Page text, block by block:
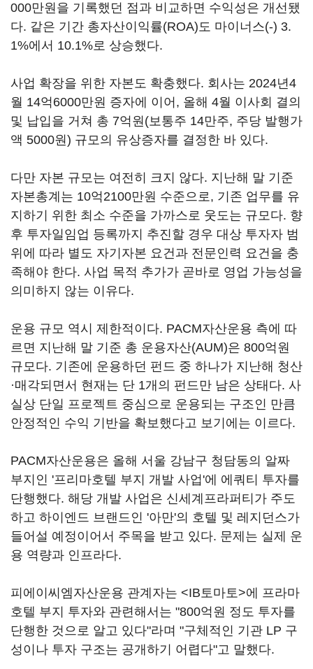
000만원을 기록했던 점과 비교하면 수익성은 개선됐
다. 같은 기간 총자산이익률(ROA)도 마이너스(-) 3.
1%에서 10.1%로 상승했다.
사업 확장을 위한 자본도 확충했다. 회사는 2024년4
월 14억6000만원 증자에 이어, 올해 4월 이사회 결의
및 납입을 거쳐 총 7억원(보통주 14만주, 주당 발행가
액 5000원) 규모의 유상증자를 결정한 바 있다.
다만 자본 규모는 여전히 크지 않다. 지난해 말 기준
자본총계는 10억2100만원 수준으로, 기존 업무를 유
지하기 위한 최소 수준을 가까스로 웃도는 규모다. 향
후 투자일임업 등록까지 추진할 경우 대상 투자자 범
위에 따라 별도 자기자본 요건과 전문인력 요건을 충
족해야 한다. 사업 목적 추가가 곧바로 영업 가능성을
의미하지 않는 이유다.
운용 규모 역시 제한적이다. PACM자산운용 측에 따
르면 지난해 말 기준 총 운용자산(AUM)은 800억원
규모다. 기존에 운용하던 펀드 중 하나가 지난해 청산
·매각되면서 현재는 단 1개의 펀드만 남은 상태다. 사
실상 단일 프로젝트 중심으로 운용되는 구조인 만큼
안정적인 수익 기반을 확보했다고 보기에는 이르다.
PACM자산운용은 올해 서울 강남구 청담동의 알짜
부지인 '프리마호텔 부지 개발 사업'에 에쿼티 투자를
단행했다. 해당 개발 사업은 신세계프라퍼티가 주도
하고 하이엔드 브랜드인 '아만'의 호텔 및 레지던스가
들어설 예정이어서 주목을 받고 있다. 문제는 실제 운
용 역량과 인프라다.
피에이씨엠자산운용 관계자는 <IB토마토>에 프라마
호텔 부지 투자와 관련해서는 "800억원 정도 투자를
단행한 것으로 알고 있다"라며 "구체적인 기관 LP 구
성이나 투자 구조는 공개하기 어렵다"고 말했다.